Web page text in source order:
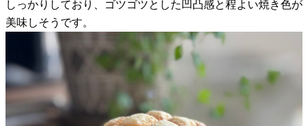
しっかりしており、ゴツゴツとした凹凸感と程よい焼き色が
美味しそうです。